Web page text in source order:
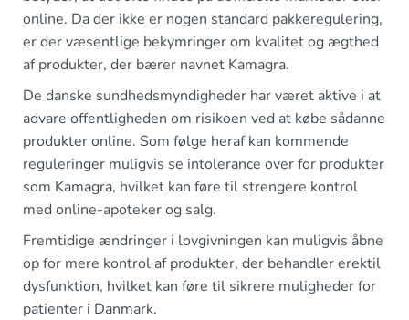
online. Da der ikke er nogen standard pakkeregulering,
er der væsentlige bekymringer om kvalitet og ægthed
af produkter, der bærer navnet Kamagra.
De danske sundhedsmyndigheder har været aktive i at
advare offentligheden om risikoen ved at købe sådanne
produkter online. Som følge heraf kan kommende
reguleringer muligvis se intolerance over for produkter
som Kamagra, hvilket kan føre til strengere kontrol
med online-apoteker og salg.
Fremtidige ændringer i lovgivningen kan muligvis åbne
op for mere kontrol af produkter, der behandler erektil
dysfunktion, hvilket kan føre til sikrere muligheder for
patienter i Danmark.